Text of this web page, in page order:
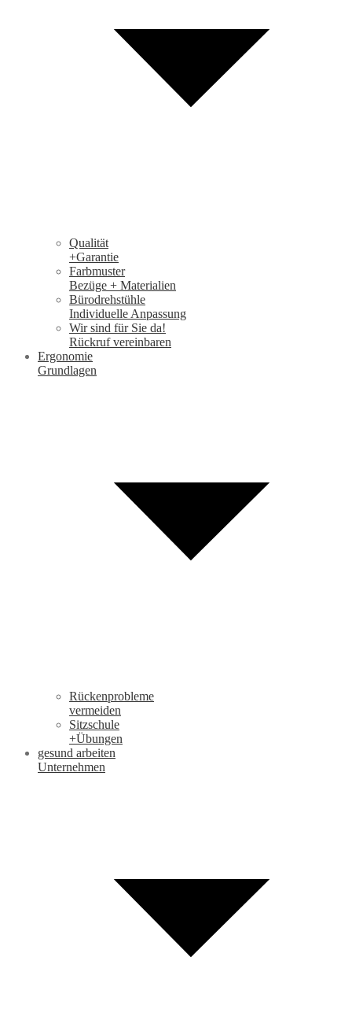
Qualität
+Garantie
Farbmuster
Bezüge + Materialien
Bürodrehstühle
Individuelle Anpassung
Wir sind für Sie da!
Rückruf vereinbaren
Ergonomie
Grundlagen
Rückenprobleme
vermeiden
Sitzschule
+Übungen
gesund arbeiten
Unternehmen